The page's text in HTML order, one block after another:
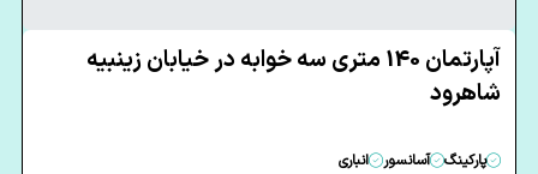
آپارتمان 140 متری سه خوابه در خیابان زینبیه
شاهرود
پارکینگ آسانسور انباری